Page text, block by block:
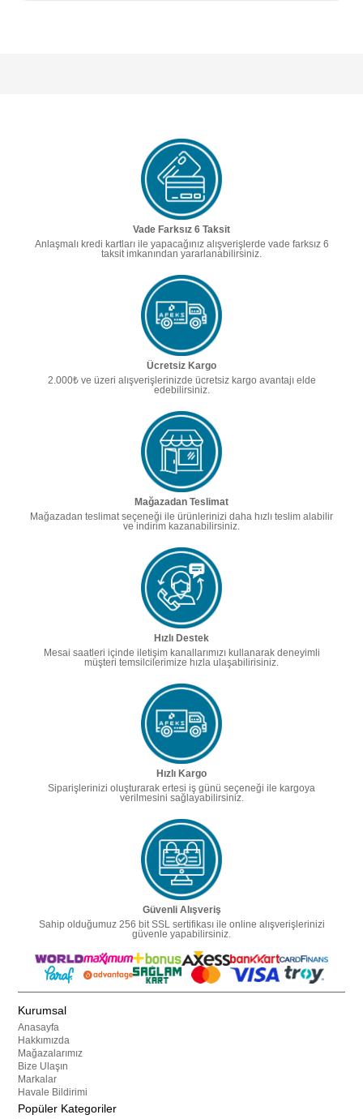
Vade Farksız 6 Taksit
Anlaşmalı kredi kartları ile yapacağınız alışverişlerde vade farksız 6
taksit imkanından yararlanabilirsiniz.
Ücretsiz Kargo
2.000₺ ve üzeri alışverişlerinizde ücretsiz kargo avantajı elde
edebilirsiniz.
Mağazadan Teslimat
Mağazadan teslimat seçeneği ile ürünlerinizi daha hızlı teslim alabilir
ve indirim kazanabilirsiniz.
Hızlı Destek
Mesai saatleri içinde iletişim kanallarımızı kullanarak deneyimli
müşteri temsilcilerimize hızla ulaşabilirisiniz.
Hızlı Kargo
Siparişlerinizi oluşturarak ertesi iş günü seçeneği ile kargoya
verilmesini sağlayabilirsiniz.
Güvenli Alışveriş
Sahip olduğumuz 256 bit SSL sertifikası ile online alışverişlerinizi
güvenle yapabilirsiniz.
Kurumsal
Anasayfa
Hakkımızda
Mağazalarımız
Bize Ulaşın
Markalar
Havale Bildirimi
Popüler Kategoriler